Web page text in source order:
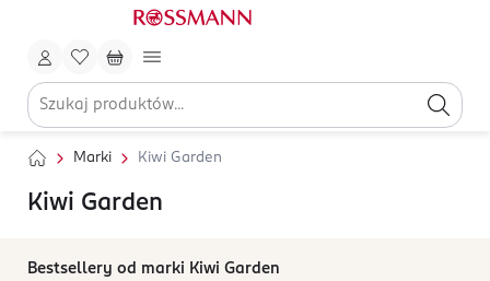
Marki Kiwi Garden
Kiwi Garden
Bestsellery od marki Kiwi Garden